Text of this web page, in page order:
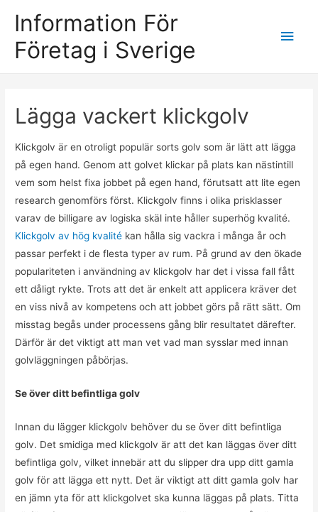
Information För
Företag i Sverige
Main
Lägga vackert klickgolv
Klickgolv är en otroligt populär sorts golv som är lätt att lägga
på egen hand. Genom att golvet klickar på plats kan nästintill
vem som helst fixa jobbet på egen hand, förutsatt att lite egen
research genomförs först. Klickgolv finns i olika prisklasser
varav de billigare av logiska skäl inte håller superhög kvalité.
Klickgolv av hög kvalité kan hålla sig vackra i många år och
passar perfekt i de flesta typer av rum. På grund av den ökade
populariteten i användning av klickgolv har det i vissa fall fått
ett dåligt rykte. Trots att det är enkelt att applicera kräver det
en viss nivå av kompetens och att jobbet görs på rätt sätt. Om
misstag begås under processens gång blir resultatet därefter.
Därför är det viktigt att man vet vad man sysslar med innan
golvläggningen påbörjas.
Se över ditt befintliga golv
Innan du lägger klickgolv behöver du se över ditt befintliga
golv. Det smidiga med klickgolv är att det kan läggas över ditt
befintliga golv, vilket innebär att du slipper dra upp ditt gamla
golv för att lägga ett nytt. Det är viktigt att ditt gamla golv har
en jämn yta för att klickgolvet ska kunna läggas på plats. Titta